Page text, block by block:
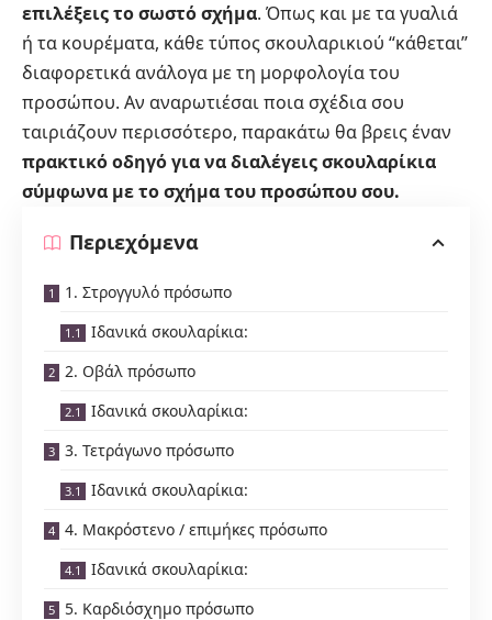
επιλέξεις το σωστό σχήμα. Όπως και με τα γυαλιά
ή τα κουρέματα, κάθε τύπος σκουλαρικιού “κάθεται”
διαφορετικά ανάλογα με τη μορφολογία του
προσώπου. Αν αναρωτιέσαι ποια σχέδια σου
ταιριάζουν περισσότερο, παρακάτω θα βρεις έναν
πρακτικό οδηγό για να διαλέγεις σκουλαρίκια
σύμφωνα με το σχήμα του προσώπου σου.
Περιεχόμενα
1. Στρογγυλό πρόσωπο
Ιδανικά σκουλαρίκια:
2. Οβάλ πρόσωπο
Ιδανικά σκουλαρίκια:
3. Τετράγωνο πρόσωπο
Ιδανικά σκουλαρίκια:
4. Μακρόστενο / επιμήκες πρόσωπο
Ιδανικά σκουλαρίκια:
5. Καρδιόσχημο πρόσωπο